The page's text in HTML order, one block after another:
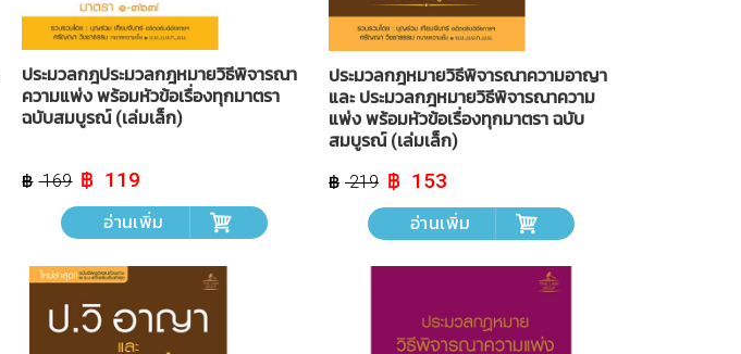
ประมวลกฎประมวลกฎหมายวิธีพิจารณา
ความแพ่ง พร้อมหัวข้อเรื่องทุกมาตรา
ฉบับสมบูรณ์ (เล่มเล็ก)
169 Original
price
was:
฿ 169.
119
is:
฿ 119.
อ่านเพิ่ม
ประมวลกฎหมายวิธีพิจารณาความอาญา
และ ประมวลกฎหมายวิธีพิจารณาความ
แพ่ง พร้อมหัวข้อเรื่องทุกมาตรา ฉบับ
สมบูรณ์ (เล่มเล็ก)
219 Original
price
was:
฿ 219.
153Current
price
is:
฿ 153.
อ่านเพิ่ม